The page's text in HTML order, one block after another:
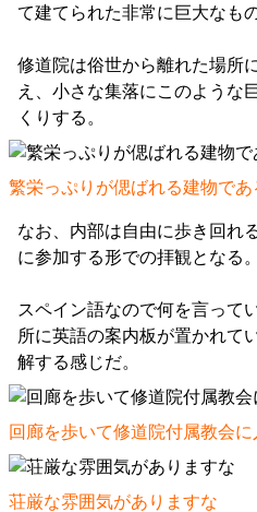
て建てられた非常に巨大なも
修道院は俗世から離れた場所
え、小さな集落にこのような
くりする。
繁栄っぷりが偲ばれる建物であ
なお、内部は自由に歩き回れ
に参加する形での拝観となる。
スペイン語なので何を言って
所に英語の案内板が置かれて
解する感じだ。
回廊を歩いて修道院付属教会に
荘厳な雰囲気がありますな